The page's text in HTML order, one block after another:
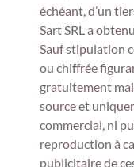
échéant, d’un
Sart SRL a
Sauf stipulation
ou chiffrée
gratuitement
source et
commercial, ni
reproduction à
publicitaire de